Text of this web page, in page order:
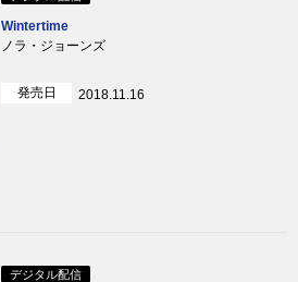
Wintertime
ノラ・ジョーンズ
発売日 2018.11.16
デジタル配信